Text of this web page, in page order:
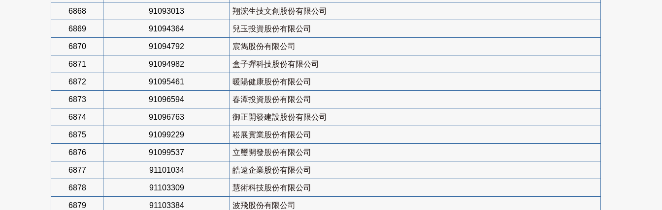
6868 91093013 翔浤生技文創股份有限公司
6869 91094364 兒玉投資股份有限公司
6870 91094792 宸雋股份有限公司
6871 91094982 盒子彈科技股份有限公司
6872 91095461 暖陽健康股份有限公司
6873 91096594 春潭投資股份有限公司
6874 91096763 御正開發建設股份有限公司
6875 91099229 崧展實業股份有限公司
6876 91099537 立璽開發股份有限公司
6877 91101034 皓遠企業股份有限公司
6878 91103309 慧術科技股份有限公司
6879 91103384 波飛股份有限公司